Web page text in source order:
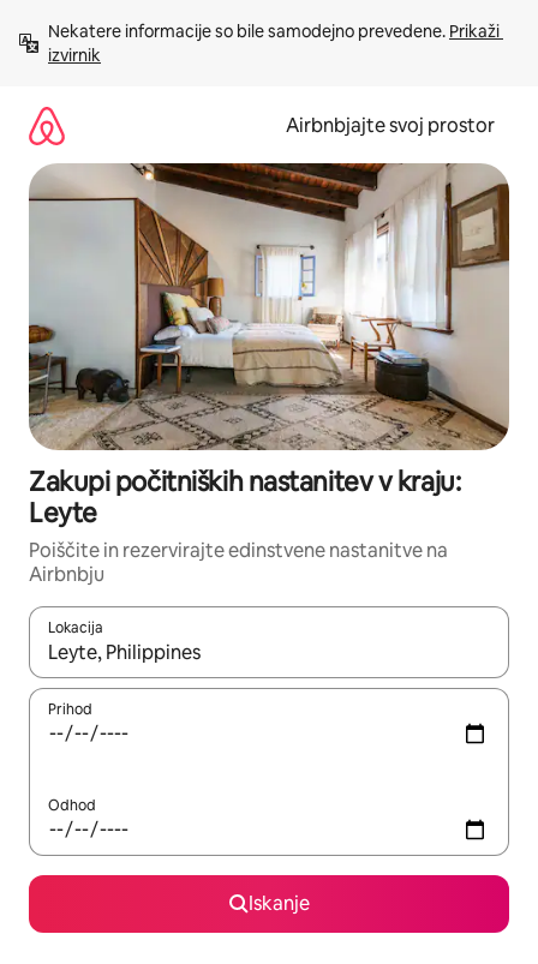
vsebino
Nekatere informacije so bile samodejno prevedene. Prikaži
izvirnik
Airbnbjajte svoj prostor
Zakupi počitniških nastanitev v kraju:
Leyte
Poiščite in rezervirajte edinstvene nastanitve na
Airbnbju
Lokacija
Ko so rezultati na voljo, krmarite s puščičnima tipkama gor in
Prihod
Odhod
Iskanje